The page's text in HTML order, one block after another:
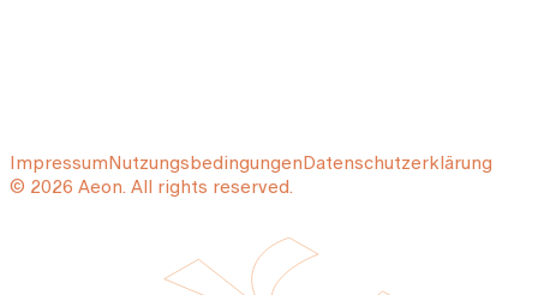
ImpressumNutzungsbedingungenDatenschutzerklärung
© 2026 Aeon. All rights reserved.